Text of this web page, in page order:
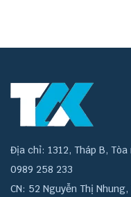
Địa chỉ: 1312, Tháp B,
0989 258 233
CN: 52 Nguyễn Thị